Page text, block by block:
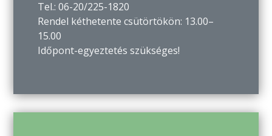
Tel.: 06-20/225-1820
Rendel kéthetente csütörtökön: 13.00–
15.00
Időpont-egyeztetés szükséges!